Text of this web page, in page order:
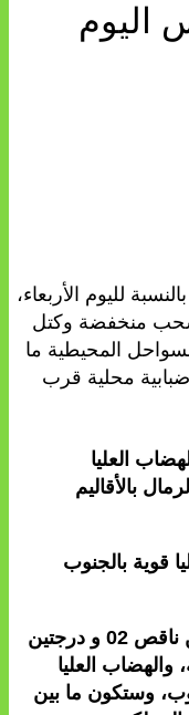
اليوم
لليوم الأربعاء،
سحب منخفضة وكتل
المحيطية ما
محلية قرب
العليا
بالأقاليم
قوية بالجنوب
وستتراوح درجات الحرارة الدنيا ما بين ناقص 02 و درجتين
العليا
درجة بالجنوب، وستكون ما بين